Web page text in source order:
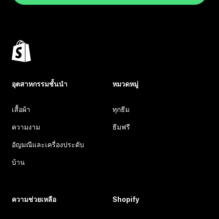
อุตสาหกรรมชั้นนำ
เสื้อผ้า
ความงาม
อัญมณีและเครื่องประดับ
บ้าน
หมวดหมู่
ทุกธีม
ธีมฟรี
ความช่วยเหลือ Shopify